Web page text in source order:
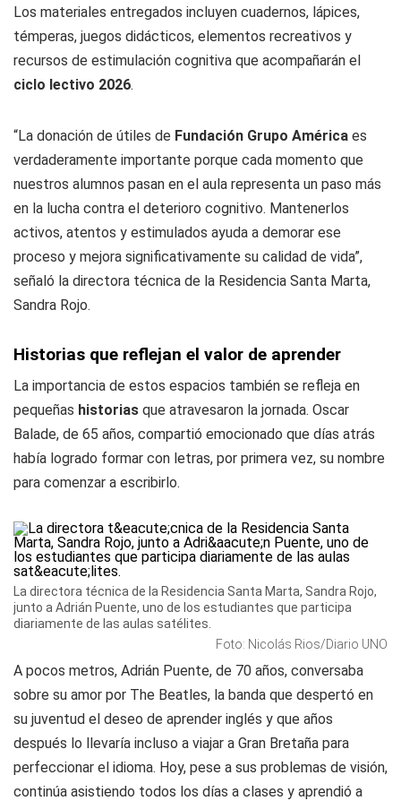
Los materiales entregados incluyen cuadernos, lápices,
témperas, juegos didácticos, elementos recreativos y
recursos de estimulación cognitiva que acompañarán el
ciclo lectivo 2026.
“La donación de útiles de Fundación Grupo América es
verdaderamente importante porque cada momento que
nuestros alumnos pasan en el aula representa un paso más
en la lucha contra el deterioro cognitivo. Mantenerlos
activos, atentos y estimulados ayuda a demorar ese
proceso y mejora significativamente su calidad de vida”,
señaló la directora técnica de la Residencia Santa Marta,
Sandra Rojo.
Historias que reflejan el valor de aprender
La importancia de estos espacios también se refleja en
pequeñas historias que atravesaron la jornada. Oscar
Balade, de 65 años, compartió emocionado que días atrás
había logrado formar con letras, por primera vez, su nombre
para comenzar a escribirlo.
La directora técnica de la Residencia Santa Marta, Sandra Rojo,
junto a Adrián Puente, uno de los estudiantes que participa
diariamente de las aulas satélites.
Foto: Nicolás Rios/Diario UNO
A pocos metros, Adrián Puente, de 70 años, conversaba
sobre su amor por The Beatles, la banda que despertó en
su juventud el deseo de aprender inglés y que años
después lo llevaría incluso a viajar a Gran Bretaña para
perfeccionar el idioma. Hoy, pese a sus problemas de visión,
continúa asistiendo todos los días a clases y aprendió a